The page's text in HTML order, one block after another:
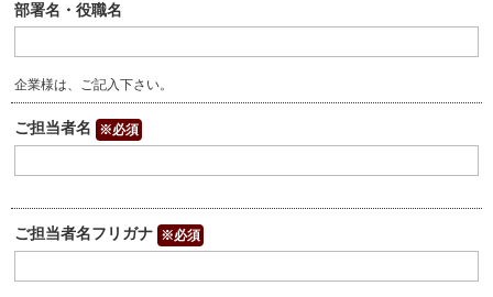
部署名・役職名
企業様は、ご記入下さい。
ご担当者名 ※必須
ご担当者名フリガナ ※必須